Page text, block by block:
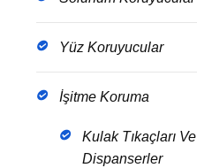
Yüz Koruyucular
İşitme Koruma
Kulak Tıkaçları Ve
Dispanserler